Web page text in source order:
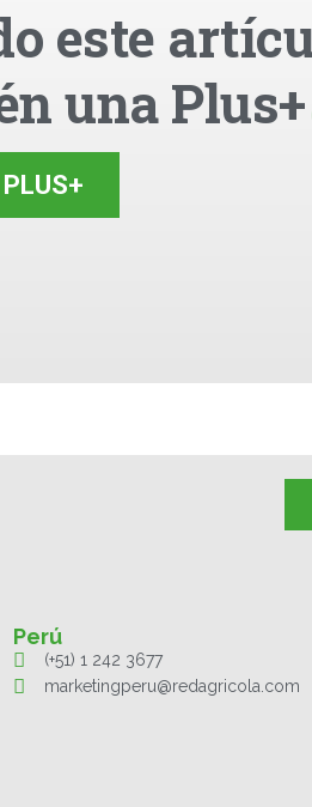
este
una Plus+
Perú
(+51) 1 242 3677
marketingperu@redagricola.com